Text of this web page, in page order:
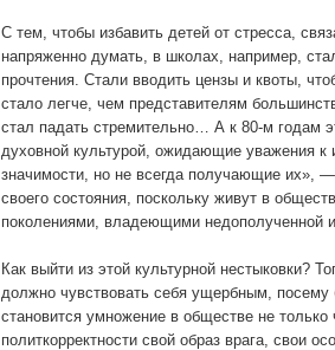
С тем, чтобы избавить детей от стресса,
напряженно думать, в школах, например,
прочтения. Стали вводить цензы и квоты,
стало легче, чем представителям
стал падать стремительно… А к 80-м годам
духовной культурой, ожидающие уважения к
значимости, но не всегда получающие их»,
своего состояния, поскольку живут в
поколениями, владеющими недополученной
Как выйти из этой культурной нестыковки?
должно чувствовать себя ущербным, посему
становится умножение в обществе не
политкорректности свой образ врага, свои